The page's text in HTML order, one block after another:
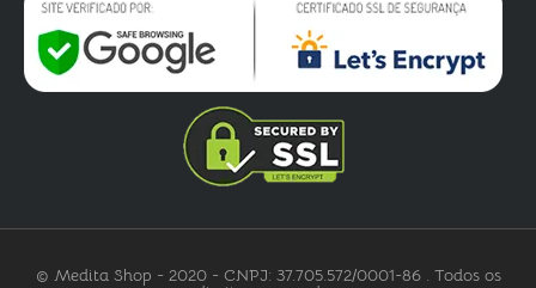
© Medita Shop - 2020 - CNPJ: 37.705.572/0001-86 . Todos os